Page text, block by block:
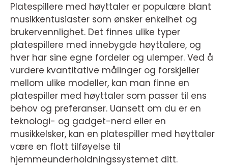
Platespillere med høyttaler er populære blant
musikkentusiaster som ønsker enkelhet og
brukervennlighet. Det finnes ulike typer
platespillere med innebygde høyttalere, og
hver har sine egne fordeler og ulemper. Ved å
vurdere kvantitative målinger og forskjeller
mellom ulike modeller, kan man finne en
platespiller med høyttaler som passer til ens
behov og preferanser. Uansett om du er en
teknologi- og gadget-nerd eller en
musikkelsker, kan en platespiller med høyttaler
være en flott tilføyelse til
hjemmeunderholdningssystemet ditt.